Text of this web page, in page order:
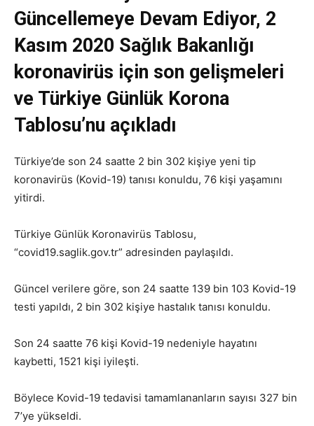
Güncellemeye Devam Ediyor, 2
Kasım 2020 Sağlık Bakanlığı
koronavirüs için son gelişmeleri
ve Türkiye Günlük Korona
Tablosu’nu açıkladı
Türkiye’de son 24 saatte 2 bin 302 kişiye yeni tip
koronavirüs (Kovid-19) tanısı konuldu, 76 kişi yaşamını
yitirdi.
Türkiye Günlük Koronavirüs Tablosu,
“covid19.saglik.gov.tr” adresinden paylaşıldı.
Güncel verilere göre, son 24 saatte 139 bin 103 Kovid-19
testi yapıldı, 2 bin 302 kişiye hastalık tanısı konuldu.
Son 24 saatte 76 kişi Kovid-19 nedeniyle hayatını
kaybetti, 1521 kişi iyileşti.
Böylece Kovid-19 tedavisi tamamlananların sayısı 327 bin
7’ye yükseldi.